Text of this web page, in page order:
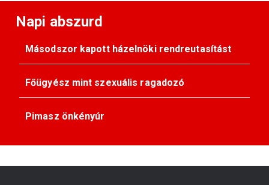
Napi abszurd
Másodszor kapott házelnöki rendreutasítást
Főügyész mint szexuális ragadozó
Pimasz önkényúr